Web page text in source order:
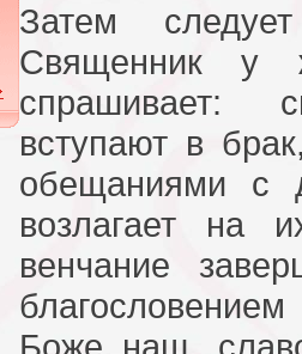
Затем
Священник у
спрашивает:
вступают в
обещаниями с
возлагает на
венчание